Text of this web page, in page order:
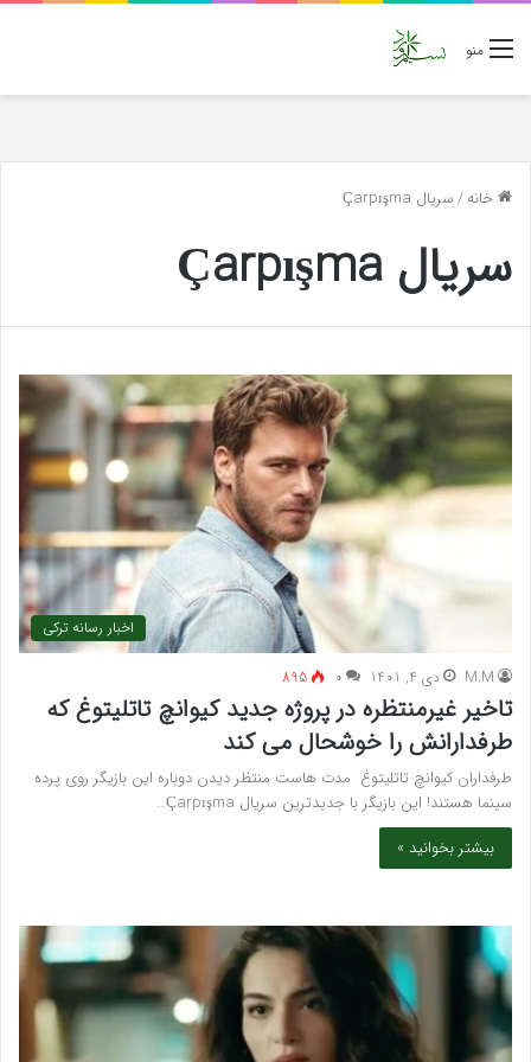
منو
خانه/سریال Çarpışma
سریال Çarpışma
اخبار رسانه ترکی
M.M دی 4, 1401 ۰ 895
تاخیر غیرمنتظره در پروژه جدید کیوانچ تاتلیتوغ که
طرفدارانش را خوشحال می کند
طرفداران کیوانچ تاتلیتوغ مدت هاست منتظر دیدن دوباره این بازیگر روی پرده
سینما هستند! این بازیگر با جدیدترین سریال Çarpışma…
بیشتر بخوانید »